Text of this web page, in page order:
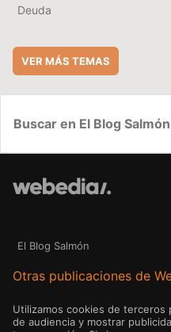
Deuda
VER MÁS TEMAS
El Blog Salmón
Otras publicaciones de
Utilizamos cookies de terceros
de audiencia y mostrar